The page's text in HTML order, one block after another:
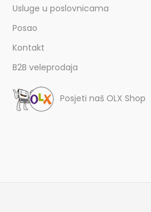
Usluge u poslovnicama
Posao
Kontakt
B2B veleprodaja
Posjeti naš OLX Shop